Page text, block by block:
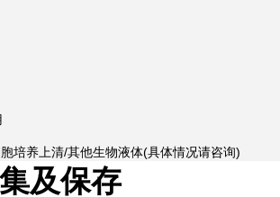
培养上清/其他生物液体(具体情况请咨询)
及保存